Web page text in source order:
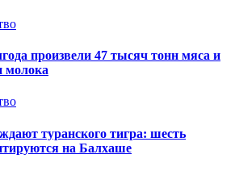
произвели 47 тысяч тонн мяса и
молока
туранского тигра: шесть
на Балхаше